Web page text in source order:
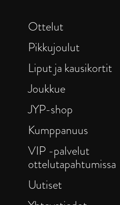
Ottelut
Pikkujoulut
Liput ja kausikortit
Joukkue
JYP-shop
Kumppanuus
VIP -palvelut
ottelutapahtumissa
Uutiset